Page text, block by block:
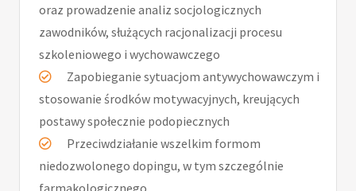
oraz prowadzenie analiz socjologicznych
zawodników, służących racjonalizacji procesu
szkoleniowego i wychowawczego
Zapobieganie sytuacjom antywychowawczym i
stosowanie środków motywacyjnych, kreujących
postawy społecznie podopiecznych
Przeciwdziałanie wszelkim formom
niedozwolonego dopingu, w tym szczególnie
farmakologicznego